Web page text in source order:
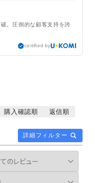
。圧倒的な顧客支持を誇
certified by
詳細フィルター
購入確認順
返信順